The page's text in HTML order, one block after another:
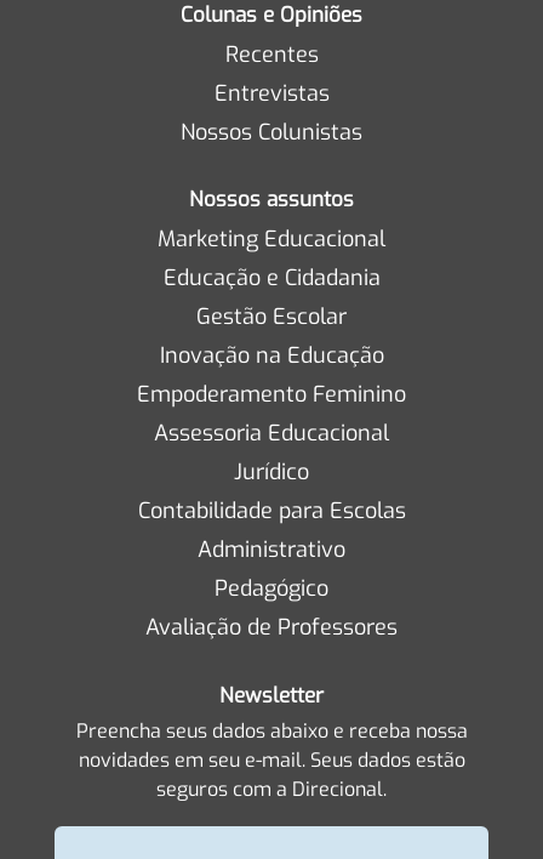
Colunas e Opiniões
Recentes
Entrevistas
Nossos Colunistas
Nossos assuntos
Marketing Educacional
Educação e Cidadania
Gestão Escolar
Inovação na Educação
Empoderamento Feminino
Assessoria Educacional
Jurídico
Contabilidade para Escolas
Administrativo
Pedagógico
Avaliação de Professores
Newsletter
Preencha seus dados abaixo e receba nossa
novidades em seu e-mail. Seus dados estão
seguros com a Direcional.